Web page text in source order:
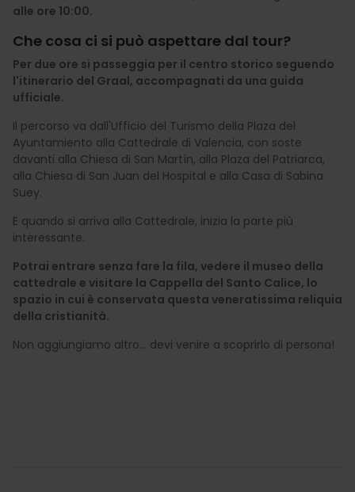
alle ore 10:00.
Che cosa ci si può aspettare dal tour?
Per due ore si passeggia per il centro storico seguendo
l'itinerario del Graal, accompagnati da una guida
ufficiale.
Il percorso va dall'Ufficio del Turismo della Plaza del
Ayuntamiento alla Cattedrale di Valencia, con soste
davanti alla Chiesa di San Martín, alla Plaza del Patriarca,
alla Chiesa di San Juan del Hospital e alla Casa di Sabina
Suey.
E quando si arriva alla Cattedrale, inizia la parte più
interessante.
Potrai entrare senza fare la fila, vedere il museo della
cattedrale e visitare la Cappella del Santo Calice, lo
spazio in cui è conservata questa veneratissima reliquia
della cristianità.
Non aggiungiamo altro... devi venire a scoprirlo di persona!